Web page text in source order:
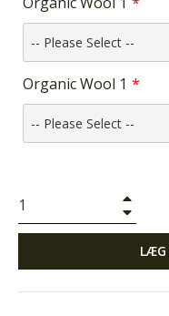
Organic Wool 1
LÆG